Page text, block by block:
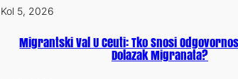
Kol 5, 2026
Migrantski Val U Ceuti: Tko Snosi
Dolazak Migranata?